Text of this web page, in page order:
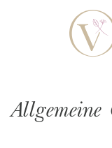
Allgemeine